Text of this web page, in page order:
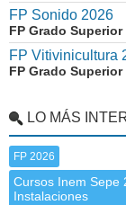
FP Sonido 2026
FP Grado Superior
FP Vitivinicultura
FP Grado Superior
LO MÁS
FP 2026
Cursos Inem Sepe
Instalaciones